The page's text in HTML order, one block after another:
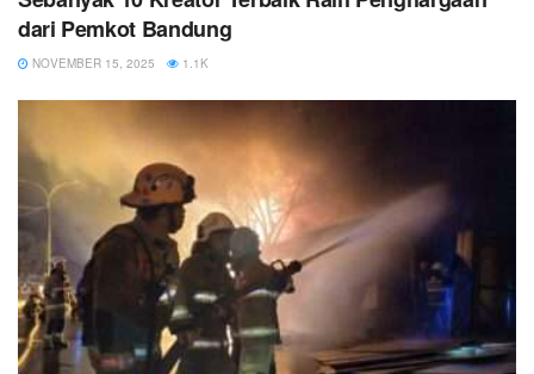
dari Pemkot Bandung
NOVEMBER 15, 2025 1.1K